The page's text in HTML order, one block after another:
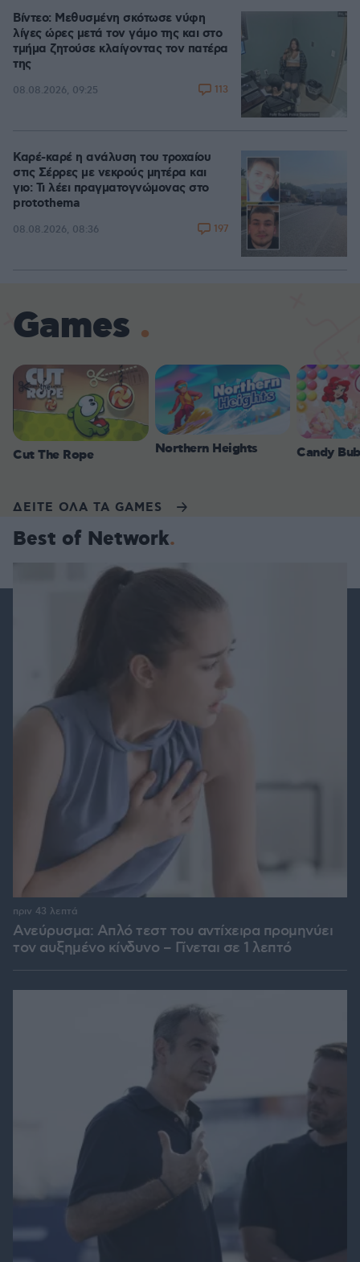
Βίντεο: Μεθυσμένη σκότωσε νύφη
λίγες ώρες μετά τον γάμο της και στο
τμήμα ζητούσε κλαίγοντας τον πατέρα
της
08.08.2026, 09:25 113
Καρέ-καρέ η ανάλυση του τροχαίου
στις Σέρρες με νεκρούς μητέρα και
γιο: Τι λέει πραγματογνώμονας στο
protothema
08.08.2026, 08:36 197
Games
Cut The Rope Northern Heights Candy
ΔΕΙΤΕ ΟΛΑ ΤΑ GAMES
Best of Network
Ανεύρυσμα: Απλό τεστ του αντίχειρα προμηνύει
τον αυξημένο κίνδυνο – Γίνεται σε 1 λεπτό
πριν 43 λεπτά